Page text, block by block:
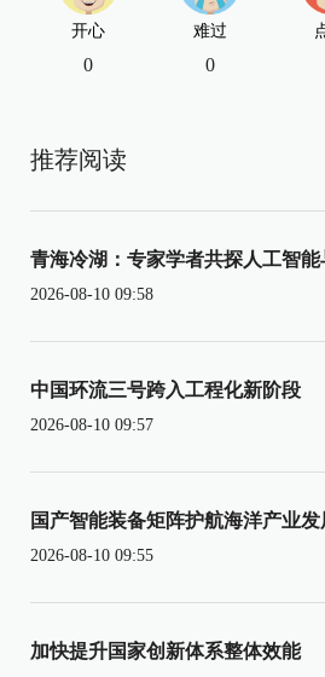
开心
0
难过
0
推荐阅读
青海冷湖：专家学者共探人工智
2026-08-10 09:58
中国环流三号跨入工程化新阶段
2026-08-10 09:57
国产智能装备矩阵护航海洋产业发
2026-08-10 09:55
加快提升国家创新体系整体效能